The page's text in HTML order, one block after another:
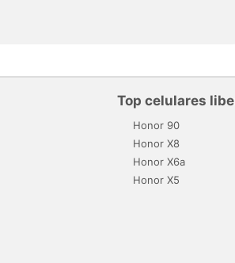
Top celulares
Honor 90
Honor X8
Honor X6a
Honor X5